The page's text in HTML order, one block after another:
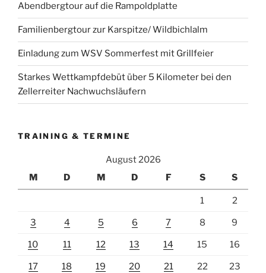
Abendbergtour auf die Rampoldplatte
Familienbergtour zur Karspitze/ Wildbichlalm
Einladung zum WSV Sommerfest mit Grillfeier
Starkes Wettkampfdebüt über 5 Kilometer bei den
Zellerreiter Nachwuchsläufern
TRAINING & TERMINE
August 2026
M
D M D F S S
1 2
3 4 5 6 7 8 9
10 11 12 13 14 15 16
17 18 19 20 21 22 23